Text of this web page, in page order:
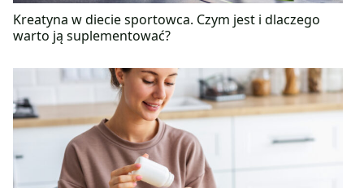
Kreatyna w diecie sportowca. Czym jest i dlaczego
warto ją suplementować?